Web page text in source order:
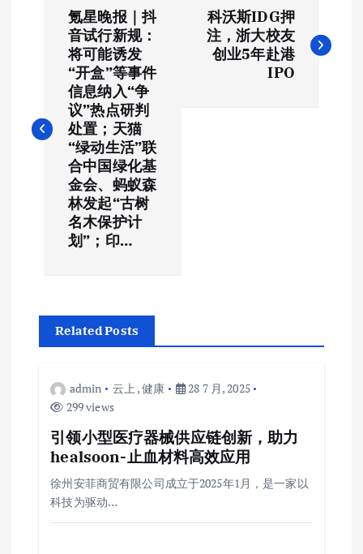
航
氪星晚报｜抖
音试行新规：
将可能诱发
“开盒”等事件
信息纳入“争
议”热点研判
处置；天猫
“绿动生活”联
合中国绿化基
金会、蚂蚁森
林发起“古树
名木保护计
划”；印…
科沃斯IDG押
注，浙大校友
创业5年赴港
IPO
Related Posts
admin 云上 ,健康
28 7 月, 2025
299 views
引领小型医疗器械供应链创新，助力
healsoon-止血材料高效应用
徐州安菲商贸有限公司成立于2025年1月，是一家以
科技为驱动…